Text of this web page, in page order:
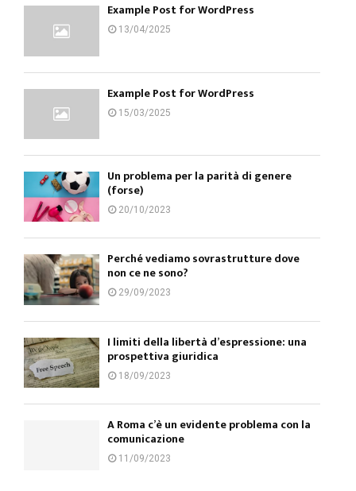
Example Post for WordPress
13/04/2025
Example Post for WordPress
15/03/2025
Un problema per la parità di genere
(forse)
20/10/2023
Perché vediamo sovrastrutture dove
non ce ne sono?
29/09/2023
I limiti della libertà d’espressione: una
prospettiva giuridica
18/09/2023
A Roma c’è un evidente problema con la
comunicazione
11/09/2023